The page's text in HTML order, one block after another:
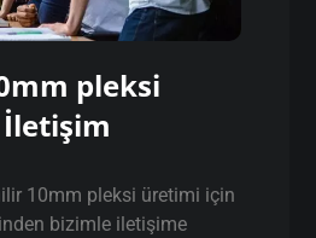
pleksi
10mm pleksi üretimi için
bizimle iletişime